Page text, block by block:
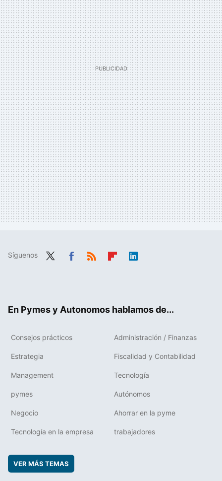
Síguenos
En Pymes y Autonomos hablamos de...
Consejos prácticos Administración / Finanzas
Estrategia Fiscalidad y Contabilidad
Management Tecnología
pymes Autónomos
Negocio Ahorrar en la pyme
Tecnología en la empresa trabajadores
VER MÁS TEMAS